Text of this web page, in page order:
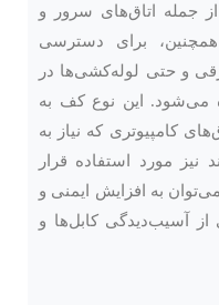
جمله اتاق‌های سرور و
همچنین، برای دسترسی
و حتی لوله‌کشی‌ها در
می‌شود. این نوع کف به
کامپیوتری که نیاز به
مورد استفاده قرار
به افزایش ایمنی و
آسیب‌دیدگی کابل‌ها و